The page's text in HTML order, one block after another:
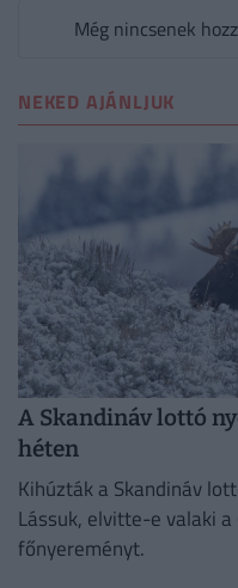
Még nincsenek
NEKED AJÁNLJUK
A Skandináv lottó
héten
Kihúzták a Skandináv
Lássuk, elvitte-e valaki
főnyereményt.